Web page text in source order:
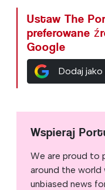
Ustaw The
preferowane
Google
Dodaj
Wspieraj
We are proud to
around the world
unbiased news